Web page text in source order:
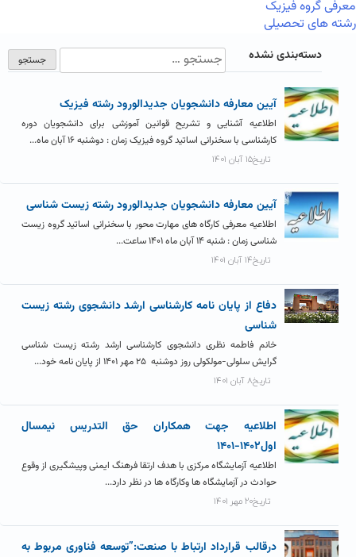
معرفی گروه فیزیک
رشته های تحصیلی
دسته‌بندی نشده
آیین معارفه دانشجویان جدیدالورود رشته فیزیک
اطلاعیه آشنایی و تشریح قوانین آموزشی برای دانشجویان دوره
کارشناسی با سخنرانی اساتید گروه فیزیک زمان : دوشنبه ۱۶ آبان ماه...
تاریخ۱۵ آبان ۱۴۰۱
آیین معارفه دانشجویان جدیدالورود رشته زیست شناسی
اطلاعیه معرفی کارگاه های مهارت محور با سخنرانی اساتید گروه زیست
شناسی زمان : شنبه ۱۴ آبان ماه ۱۴۰۱ ساعت...
تاریخ۱۴ آبان ۱۴۰۱
دفاع از پایان نامه کارشناسی ارشد دانشجوی رشته زیست
شناسی
خانم فاطمه نظری دانشجوی کارشناسی ارشد رشته زیست شناسی
گرایش سلولی-مولکولی روز دوشنبه ۲۵ مهر ۱۴۰۱ از پایان نامه خود...
تاریخ۸ آبان ۱۴۰۱
اطلاعیه جهت همکاران حق التدریس نیمسال
اول۱۴۰۲-۱۴۰۱
اطلاعیه آزمایشگاه مرکزی با هدف ارتقا فرهنگ ایمنی وپیشگیری از وقوع
حوادث در آزمایشگاه ها وکارگاه ها در نظر دارد...
تاریخ۲۰ مهر ۱۴۰۱
درقالب قرارداد ارتباط با صنعت:”توسعه فناوری مربوط به